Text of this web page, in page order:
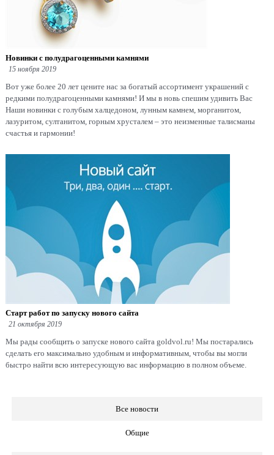
Новинки с полудрагоценными камнями
15 ноября 2019
Вот уже более 20 лет цените нас за богатый ассортимент украшений с
редкими полудрагоценными камнями! И мы в новь спешим удивить Вас
Наши новинки с голубым халцедоном, лунным камнем, морганитом,
лазуритом, султанитом, горным хрусталем – это неизменные талисманы
счастья и гармонии!
Старт работ по запуску нового сайта
21 октября 2019
Мы рады сообщить о запуске нового сайта goldvol.ru! Мы постарались
сделать его максимально удобным и информативным, чтобы вы могли
быстро найти всю интересующую вас информацию в полном объеме.
Все новости
Общие